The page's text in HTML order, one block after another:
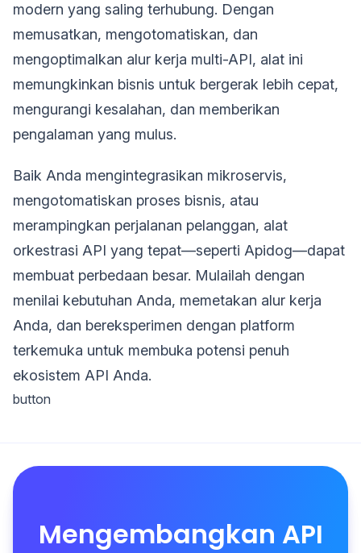
modern yang saling terhubung. Dengan
memusatkan, mengotomatiskan, dan
mengoptimalkan alur kerja multi-API, alat ini
memungkinkan bisnis untuk bergerak lebih cepat,
mengurangi kesalahan, dan memberikan
pengalaman yang mulus.
Baik Anda mengintegrasikan mikroservis,
mengotomatiskan proses bisnis, atau
merampingkan perjalanan pelanggan, alat
orkestrasi API yang tepat—seperti Apidog—dapat
membuat perbedaan besar. Mulailah dengan
menilai kebutuhan Anda, memetakan alur kerja
Anda, dan bereksperimen dengan platform
terkemuka untuk membuka potensi penuh
ekosistem API Anda.
button
Mengembangkan API